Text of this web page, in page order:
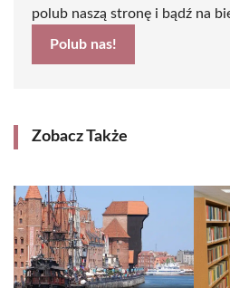
polub naszą stronę i bądź na
Polub nas!
Zobacz Także